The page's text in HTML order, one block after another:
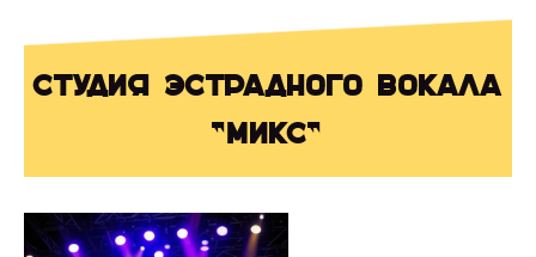
Студия эстрадного вокала
"Микс"